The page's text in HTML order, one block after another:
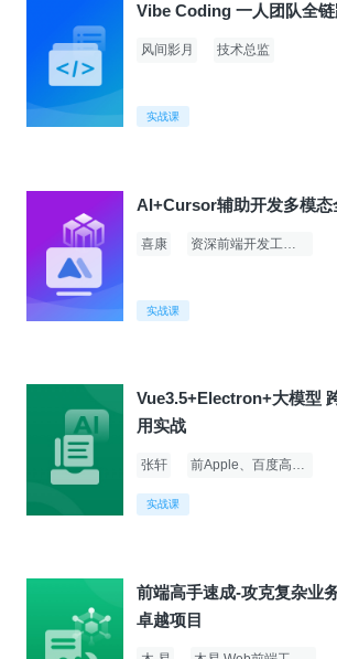
Vibe Coding 一人团队全
风间影月 技术总监
实战课
AI+Cursor辅助开发多模态
喜康
实战课
Vue3.5+Electron+大模型 跨平台AI桌面聊天应
用实战
张轩 前Apple、百度高级前端工程师
实战课
前端高手速成-攻克复杂业
卓越项目